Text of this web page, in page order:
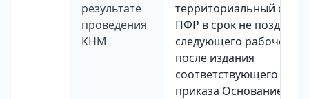
результате
проведения
КНМ
территориальный орган
ПФР в срок не позднее
следующего рабочего
после издания
соответствующего
приказа Основание п п